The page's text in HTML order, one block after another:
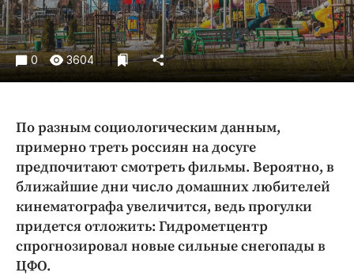
Праздники
Происшествия
Спорт
Экономика и бизнес
Блоги
Издания
Медиаперсона
Интересное чтиво
0 3604
По разным социологическим данным,
примерно треть россиян на досуге
предпочитают смотреть фильмы. Вероятно, в
ближайшие дни число домашних любителей
кинематографа увеличится, ведь прогулки
придется отложить: Гидрометцентр
спрогнозировал новые сильные снегопады в
ЦФО.